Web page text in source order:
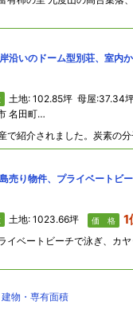
土地: 102.85坪 母屋:37.34
田町楠井
売り物件、プライベートビ
土地: 1023.66坪 価 格 1
建物・専有面積